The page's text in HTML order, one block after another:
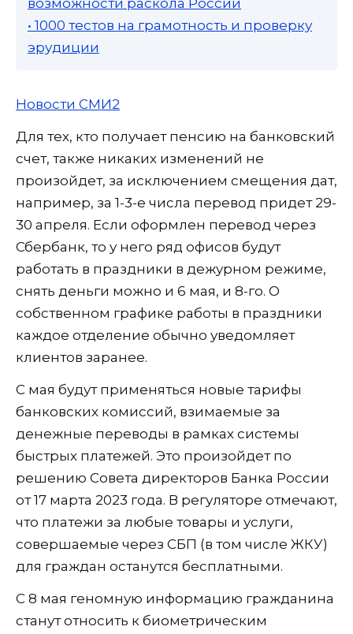
возможности раскола России
• 1000 тестов на грамотность и проверку
эрудиции
Новости СМИ2
Для тех, кто получает пенсию на банковский
счет, также никаких изменений не
произойдет, за исключением смещения дат,
например, за 1-3-е числа перевод придет 29-
30 апреля. Если оформлен перевод через
Сбербанк, то у него ряд офисов будут
работать в праздники в дежурном режиме,
снять деньги можно и 6 мая, и 8-го. О
собственном графике работы в праздники
каждое отделение обычно уведомляет
клиентов заранее.
С мая будут применяться новые тарифы
банковских комиссий, взимаемые за
денежные переводы в рамках системы
быстрых платежей. Это произойдет по
решению Совета директоров Банка России
от 17 марта 2023 года. В регуляторе отмечают,
что платежи за любые товары и услуги,
совершаемые через СБП (в том числе ЖКУ)
для граждан останутся бесплатными.
С 8 мая геномную информацию гражданина
станут относить к биометрическим